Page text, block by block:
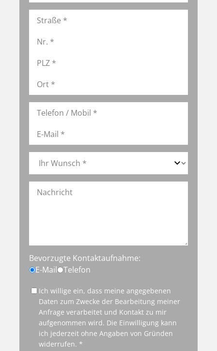
Bevorzugte Kontaktaufnahme:
E-Mail
Telefon
Ich willige ein, dass meine angegebenen
Daten zum Zwecke der Bearbeitung meiner
Anfrage verarbeitet und Kontakt zu mir
aufgenommen wird. Die Einwilligung kann
ich jederzeit ohne Angaben von Gründen
widerrufen. *